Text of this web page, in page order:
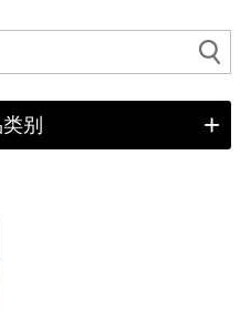
别